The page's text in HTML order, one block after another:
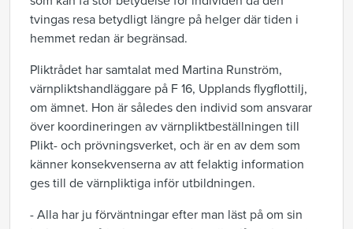
tvingas resa betydligt längre på helger där tiden i
hemmet redan är begränsad.
Pliktrådet har samtalat med Martina Runström,
värnpliktshandläggare på F 16, Upplands flygflottilj,
om ämnet. Hon är således den individ som ansvarar
över koordineringen av värnpliktbeställningen till
Plikt- och prövningsverket, och är en av dem som
känner konsekvenserna av att felaktig information
ges till de värnpliktiga inför utbildningen.
- Alla har ju förväntningar efter man läst på om sin